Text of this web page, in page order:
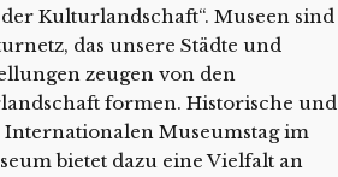
Kulturlandschaft“. Museen sind
das unsere Städte und
zeugen von den
formen. Historische und
Internationalen Museumstag im
bietet dazu eine Vielfalt an